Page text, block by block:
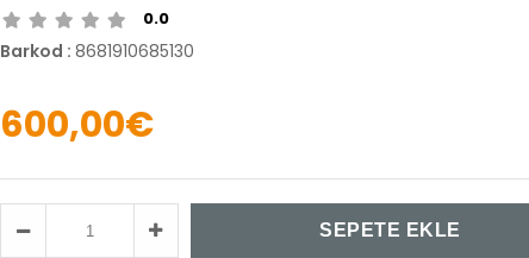
0.0
Barkod : 8681910685130
600,00€